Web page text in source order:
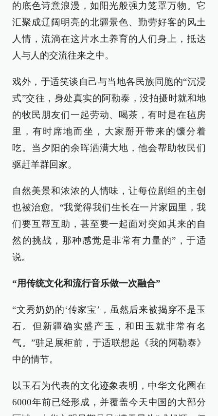
的底色诗意浪漫，如阳光般强力笼罩万物。它
汇聚成辽阔明亮的北疆景色、勤劳好客的风土
人情，流淌在这片水土养育的人们身上，抵达
人与人的交流往来之中。
戏外，于适笑谈自己与当地各民族同胞的“沉浸
式”交往，身处真实的阿勒泰，没拍摄时就和地
的牧民朋友们一起劳动、喝茶，有时是在毡房
里，有时席地而坐，大家掰开带来的馕分着
吃。当夕阳的余晖洒满大地，他会帮助牧民们
驱赶羊群回家。
自然美景和浓浓的人情味，让每位剧组的主创
也被治愈。“我觉得我们生长在一片家园里，我
们要互帮互助，甚至要一起面对突如其来的自
然的挑战，那种感觉是非常有力量的”，于适
说。
“用传统文化和流行音乐做一次融合”
“文秀奶奶的‘传家宝’，虽然后来被揭穿不是玉
石。但新疆确实盛产玉，和田玉就非常有名
气。”驻足展柜前，于适联想起《我的阿勒泰》
中的情节。
以玉石为代表的文化迹象表明，中华文化圈在
6000年前已经形成，并覆盖今天中国的大部分